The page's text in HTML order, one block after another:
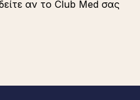
αν το Club Med σας